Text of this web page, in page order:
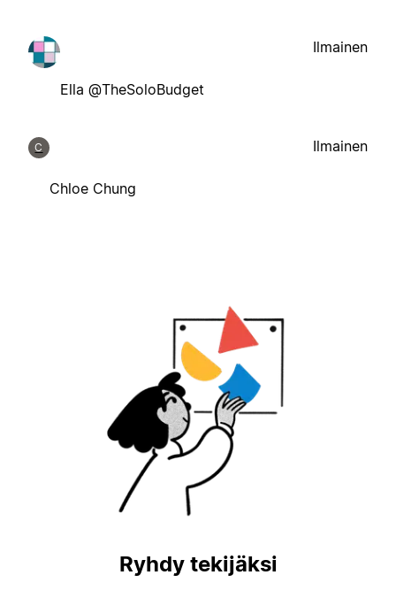
Ella @TheSoloBudget
Ilmainen
C
Chloe Chung
Ilmainen
Ryhdy tekijäksi